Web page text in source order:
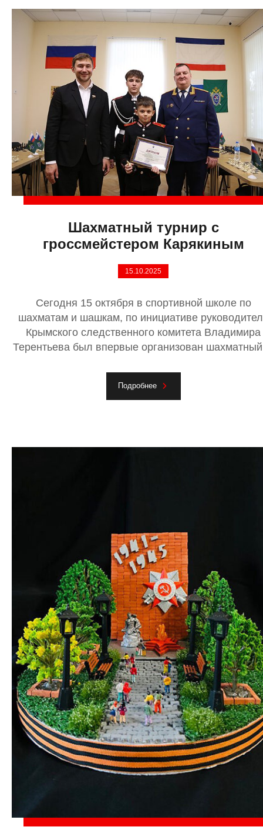
Шахматный турнир с
гроссмейстером Карякиным
15.10.2025
Сегодня 15 октября в спортивной школе по
шахматам и шашкам, по инициативе
Крымского следственного комитета Владимира
Терентьева был впервые организован
Подробнее